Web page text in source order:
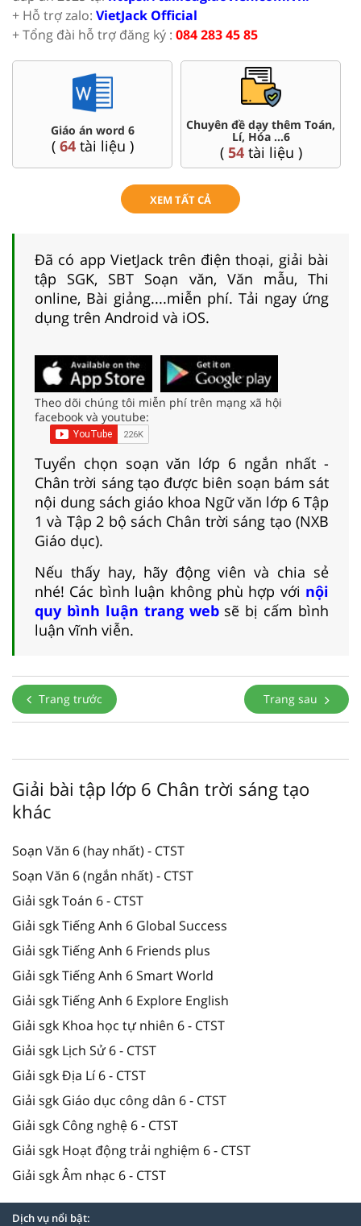
+ Hỗ trợ zalo: VietJack Official
+ Tổng đài hỗ trợ đăng ký : 084 283 45 85
Giáo án word 6
( 64tài liệu )
Chuyên đề dạy thêm Toán,
Lí, Hóa ...6
( 54tài liệu )
XEM TẤT CẢ
Đã có app VietJack trên điện thoại, giải bài
tập SGK, SBT Soạn văn, Văn mẫu, Thi
online, Bài giảng....miễn phí. Tải ngay ứng
dụng trên Android và iOS.
Theo dõi chúng tôi miễn phí trên mạng xã hội
facebook và youtube:
Tuyển chọn soạn văn lớp 6 ngắn nhất -
Chân trời sáng tạo được biên soạn bám sát
nội dung sách giáo khoa Ngữ văn lớp 6 Tập
1 và Tập 2 bộ sách Chân trời sáng tạo (NXB
Giáo dục).
Nếu thấy hay, hãy động viên và chia sẻ
nhé! Các bình luận không phù hợp với nội
quy bình luận trang websẽ bị cấm bình
luận vĩnh viễn.
Trang trước Trang sau
Giải bài tập lớp 6 Chân trời sáng tạo
khác
Soạn Văn 6 (hay nhất) - CTST
Soạn Văn 6 (ngắn nhất) - CTST
Giải sgk Toán 6 - CTST
Giải sgk Tiếng Anh 6 Global Success
Giải sgk Tiếng Anh 6 Friends plus
Giải sgk Tiếng Anh 6 Smart World
Giải sgk Tiếng Anh 6 Explore English
Giải sgk Khoa học tự nhiên 6 - CTST
Giải sgk Lịch Sử 6 - CTST
Giải sgk Địa Lí 6 - CTST
Giải sgk Giáo dục công dân 6 - CTST
Giải sgk Công nghệ 6 - CTST
Giải sgk Hoạt động trải nghiệm 6 - CTST
Giải sgk Âm nhạc 6 - CTST
Dịch vụ nổi bật: